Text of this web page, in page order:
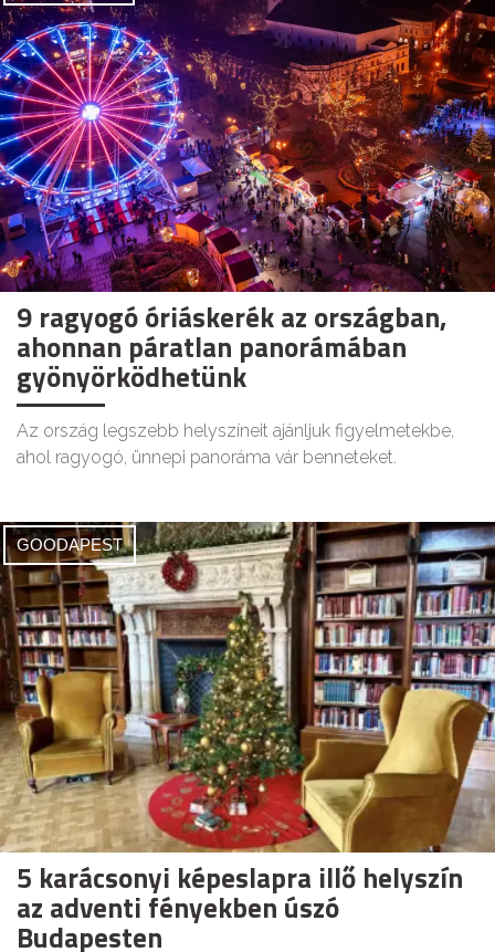
9 ragyogó óriáskerék az országban,
ahonnan páratlan panorámában
gyönyörködhetünk
Az ország legszebb helyszíneit ajánljuk figyelmetekbe,
ahol ragyogó, ünnepi panoráma vár benneteket.
GOODAPEST
5 karácsonyi képeslapra illő helyszín
az adventi fényekben úszó
Budapesten